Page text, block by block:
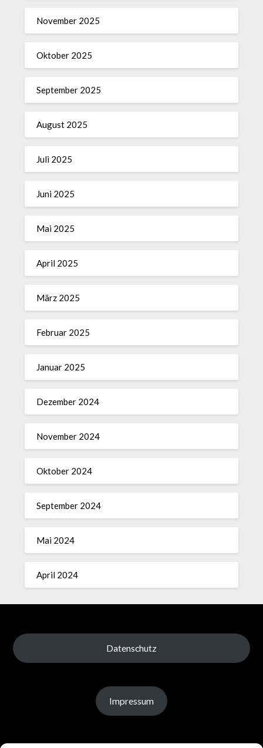
November 2025
Oktober 2025
September 2025
August 2025
Juli 2025
Juni 2025
Mai 2025
April 2025
März 2025
Februar 2025
Januar 2025
Dezember 2024
November 2024
Oktober 2024
September 2024
Mai 2024
April 2024
Datenschutz
Impressum